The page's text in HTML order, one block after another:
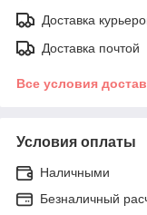
Доставка
Доставка почтой
Все условия
Условия оплаты
Наличными
Безналичный